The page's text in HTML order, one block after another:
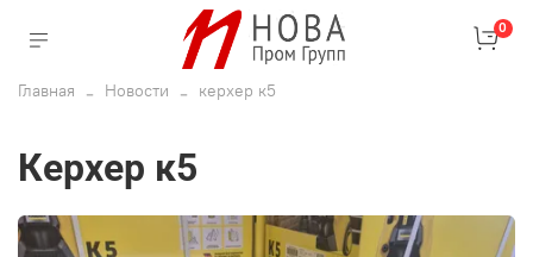
0
Главная Новости керхер к5
керхер к5